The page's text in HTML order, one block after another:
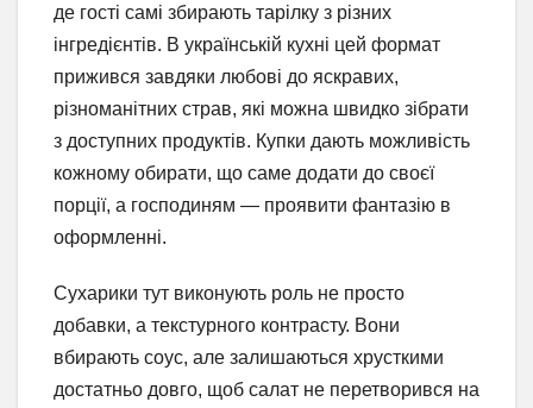
де гості самі збирають тарілку з різних
інгредієнтів. В українській кухні цей формат
прижився завдяки любові до яскравих,
різноманітних страв, які можна швидко зібрати
з доступних продуктів. Купки дають можливість
кожному обирати, що саме додати до своєї
порції, а господиням — проявити фантазію в
оформленні.
Сухарики тут виконують роль не просто
добавки, а текстурного контрасту. Вони
вбирають соус, але залишаються хрусткими
достатньо довго, щоб салат не перетворився на